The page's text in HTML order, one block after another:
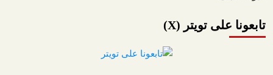
تابعونا على تويتر (X)